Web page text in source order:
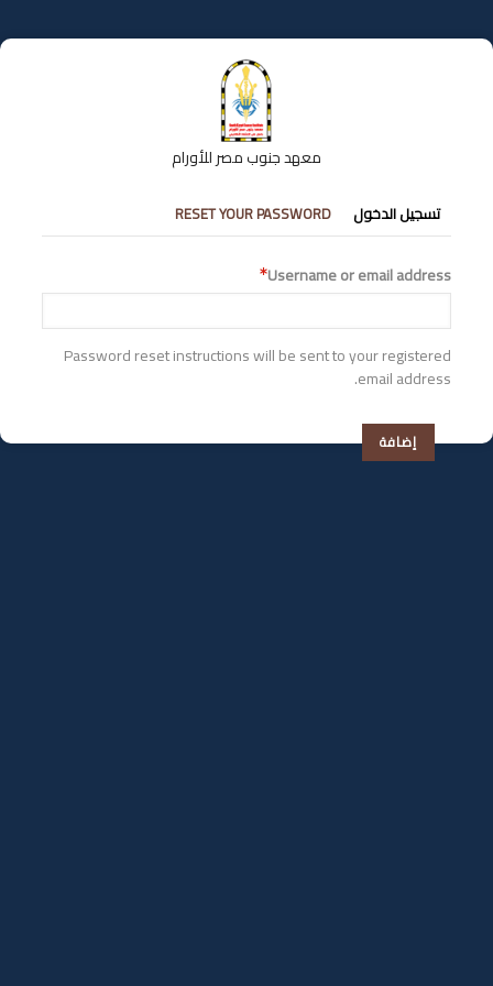
إلى
المحتوى
معهد جنوب مصر للأورام
التبويبات
الأساسية
تسجيل الدخول RESET YOUR PASSWORD
Username or email address
Password reset instructions will be sent to your registered
email address.